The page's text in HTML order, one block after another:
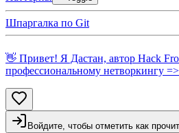
Шпаргалка по Git
👋 Привет! Я Дастан, автор Hack
профессиональному нетворкингу
Войдите, чтобы отметить как